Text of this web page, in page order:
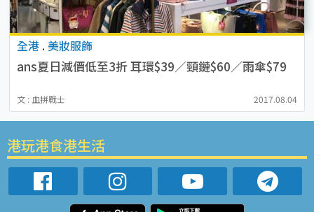
全港 . 美妝服飾
ans夏日減價低至3折 耳環$39／頸鏈$60／雨傘$79
文 : 血拼戰士 2017.08.04
港玩港食港生活